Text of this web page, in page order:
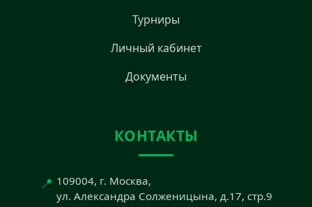
Турниры
Личный кабинет
Документы
КОНТАКТЫ
📍 109004, г. Москва,
ул. Александра Солженицына, д.17, стр.9